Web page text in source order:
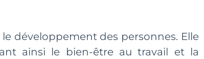
développement des personnes. Elle
ainsi le bien-être au travail et la